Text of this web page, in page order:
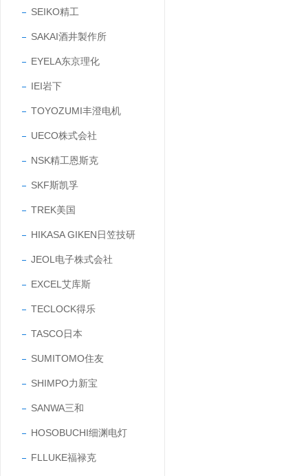
SEIKO精工
SAKAI酒井製作所
EYELA东京理化
IEI岩下
TOYOZUMI丰澄电机
UECO株式会社
NSK精工恩斯克
SKF斯凯孚
TREK美国
HIKASA GIKEN日笠技研
JEOL电子株式会社
EXCEL艾库斯
TECLOCK得乐
TASCO日本
SUMITOMO住友
SHIMPO力新宝
SANWA三和
HOSOBUCHI细渊电灯
FLLUKE福禄克